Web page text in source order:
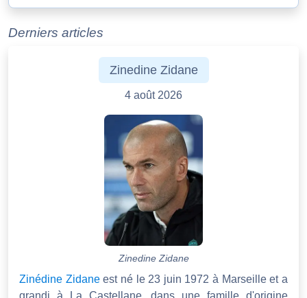
Derniers articles
Zinedine Zidane
4 août 2026
Zinedine Zidane
Zinédine Zidaneest né le 23 juin 1972 à Marseille et a
grandi à La Castellane, dans une famille d'origine